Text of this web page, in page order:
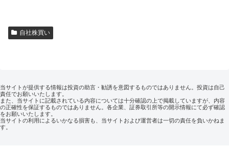
自社株買い
当サイトが提供する情報は投資の助言・勧誘を意図するものではありません。投資は自己
責任でお願いいたします。
また、当サイトに記載されている内容については十分確認の上で掲載していますが、内容
の正確性を保証するものではありません。各企業、証券取引所等の開示情報にて必ず確認
をお願いいたします。
当サイトの利用によるいかなる損害も、当サイトおよび運営者は一切の責任を負いかねま
す。